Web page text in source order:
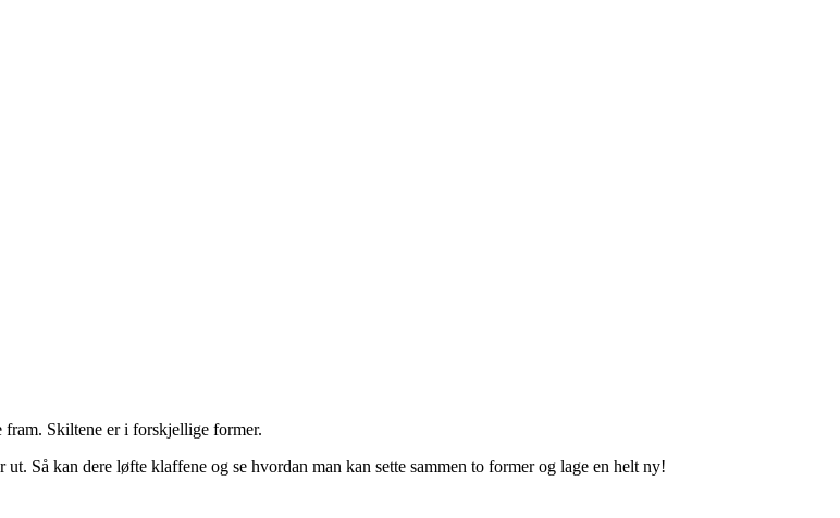
fram. Skiltene er i forskjellige former.
Så kan dere løfte klaffene og se hvordan man kan sette sammen to former og lage en helt ny!